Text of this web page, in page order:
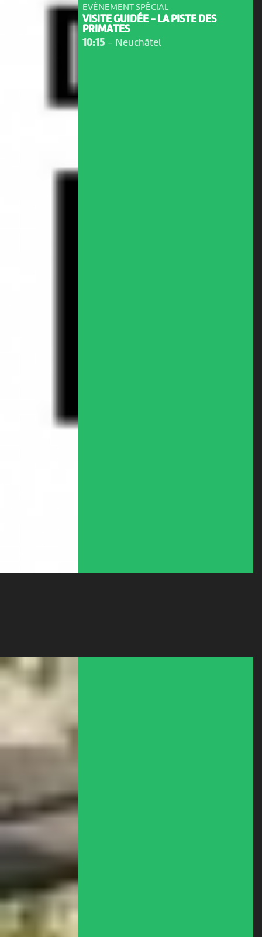
EVÉNEMENT SPÉCIAL
VISITE GUIDÉE - LA PISTE DES
PRIMATES
10:15 - Neuchâtel